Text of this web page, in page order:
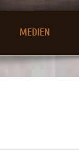
MEDIEN